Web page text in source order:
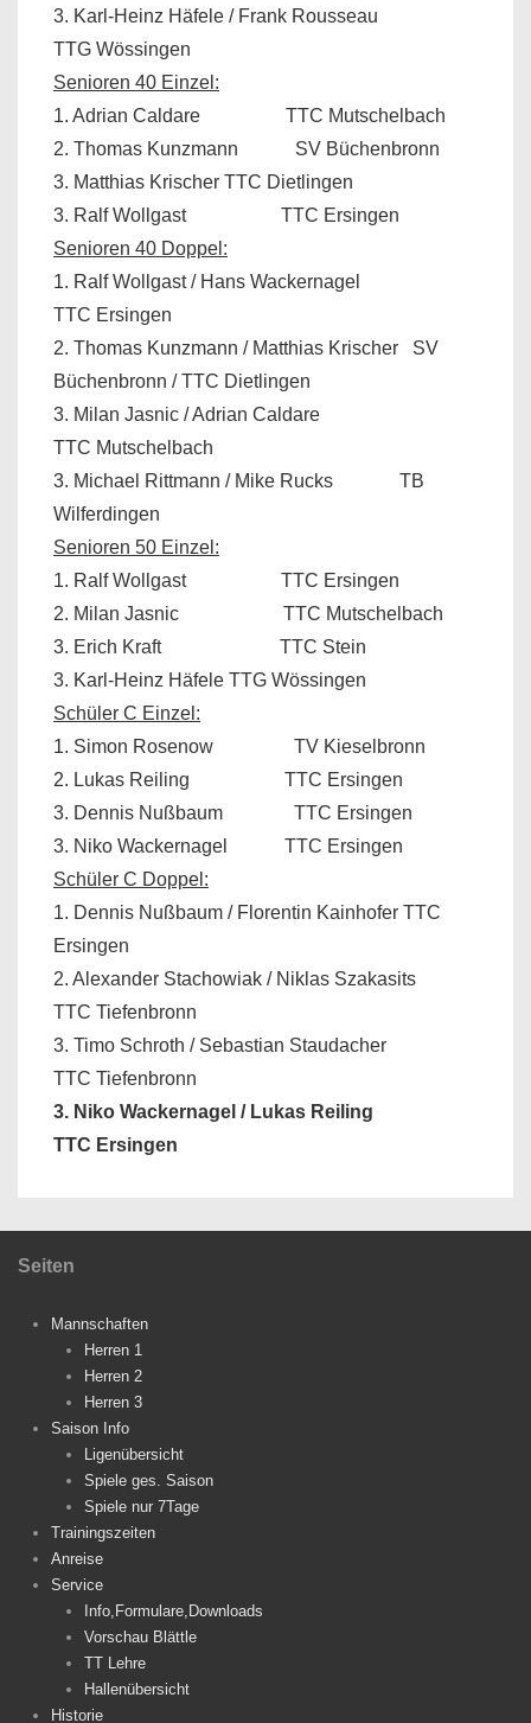
3. Karl-Heinz Häfele / Frank Rousseau
TTG Wössingen
Senioren 40 Einzel:
1. Adrian Caldare
TTC Mutschelbach
2. Thomas Kunzmann
SV Büchenbronn
3. Matthias Krischer TTC Dietlingen
3. Ralf Wollgast
TTC Ersingen
Senioren 40 Doppel:
1. Ralf Wollgast / Hans Wackernagel
TTC Ersingen
2. Thomas Kunzmann / Matthias Krischer
SV
Büchenbronn / TTC Dietlingen
3. Milan Jasnic / Adrian Caldare
TTC Mutschelbach
3. Michael Rittmann / Mike Rucks
TB
Wilferdingen
Senioren 50 Einzel:
1. Ralf Wollgast
TTC Ersingen
2. Milan Jasnic
TTC Mutschelbach
3. Erich Kraft
TTC Stein
3. Karl-Heinz Häfele TTG Wössingen
Schüler C Einzel:
1. Simon Rosenow
TV Kieselbronn
2. Lukas Reiling
TTC Ersingen
3. Dennis Nußbaum
TTC Ersingen
3. Niko Wackernagel
TTC Ersingen
Schüler C Doppel:
1. Dennis Nußbaum / Florentin Kainhofer TTC
Ersingen
2. Alexander Stachowiak / Niklas Szakasits
TTC Tiefenbronn
3. Timo Schroth / Sebastian Staudacher
TTC Tiefenbronn
3. Niko Wackernagel / Lukas Reiling
TTC Ersingen
Seiten
Mannschaften
Herren 1
Herren 2
Herren 3
Saison Info
Ligenübersicht
Spiele ges. Saison
Spiele nur 7Tage
Trainingszeiten
Anreise
Service
Info,Formulare,Downloads
Vorschau Blättle
TT Lehre
Hallenübersicht
Historie